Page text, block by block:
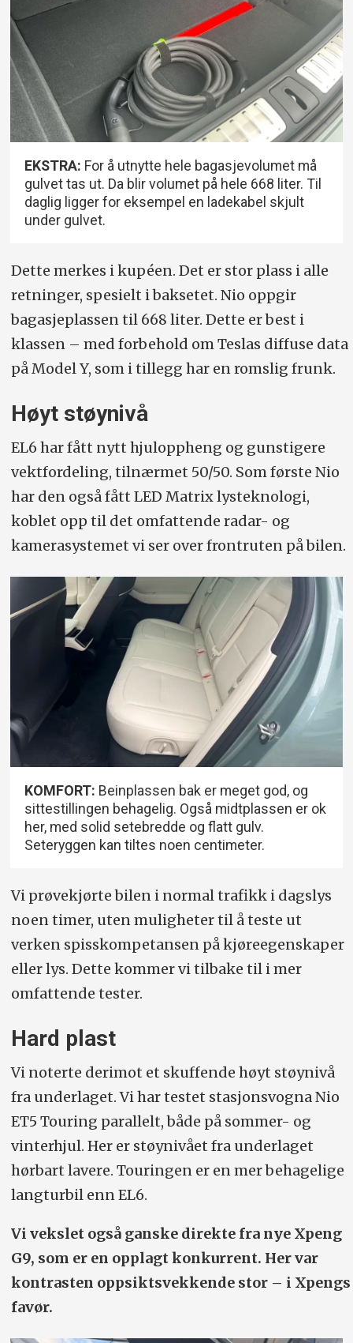
EKSTRA: For å utnytte hele bagasjevolumet må
gulvet tas ut. Da blir volumet på hele 668 liter. Til
daglig ligger for eksempel en ladekabel skjult
under gulvet.
Dette merkes i kupéen. Det er stor plass i alle
retninger, spesielt i baksetet. Nio oppgir
bagasjeplassen til 668 liter. Dette er best i
klassen – med forbehold om Teslas diffuse data
på Model Y, som i tillegg har en romslig frunk.
Høyt støynivå
EL6 har fått nytt hjuloppheng og gunstigere
vektfordeling, tilnærmet 50/50. Som første Nio
har den også fått LED Matrix lysteknologi,
koblet opp til det omfattende radar- og
kamera­systemet vi ser over frontruten på bilen.
KOMFORT: Beinplassen bak er meget god, og
sittestillingen behagelig. Også midtplassen er ok
her, med solid setebredde og flatt gulv.
Seteryggen kan tiltes noen centimeter.
Vi prøvekjørte bilen i normal trafikk i dagslys
noen timer, uten muligheter til å teste ut
verken spisskompetansen på kjøreegenskaper
eller lys. Dette kommer vi tilbake til i mer
omfattende tester.
Hard plast
Vi noterte derimot et skuffende høyt støynivå
fra underlaget. Vi har testet stasjonsvogna Nio
ET5 Touring parallelt, både på sommer- og
vinterhjul. Her er støynivået fra underlaget
hørbart lavere. Touringen er en mer behagelige
langturbil enn EL6.
Vi vekslet også ganske direkte fra nye Xpeng
G9, som er en opplagt konkurrent. Her var
kontrasten oppsiktsvekkende stor – i Xpengs
favør.